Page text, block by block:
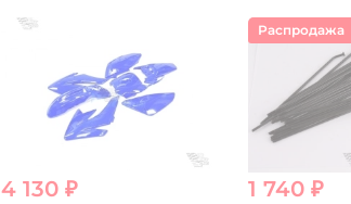
4 130 ₽
Распродажа
1 740 ₽